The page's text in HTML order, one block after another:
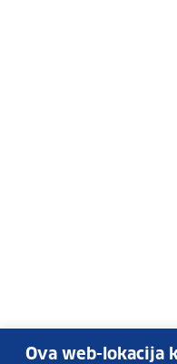
Ova web-lokacija